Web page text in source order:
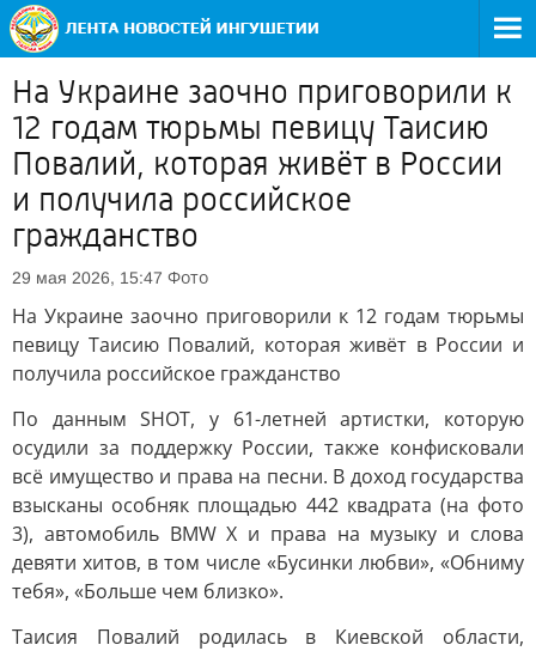
На Украине заочно приговорили к
12 годам тюрьмы певицу Таисию
Повалий, которая живёт в России
и получила российское
гражданство
29 мая 2026, 15:47 Фото
На Украине заочно приговорили к 12 годам тюрьмы
певицу Таисию Повалий, которая живёт в России и
получила российское гражданство
По данным SHOT, у 61-летней артистки, которую
осудили за поддержку России, также конфисковали
всё имущество и права на песни. В доход государства
взысканы особняк площадью 442 квадрата (на фото
3), автомобиль BMW X и права на музыку и слова
девяти хитов, в том числе «Бусинки любви», «Обниму
тебя», «Больше чем близко».
Таисия Повалий родилась в Киевской области,